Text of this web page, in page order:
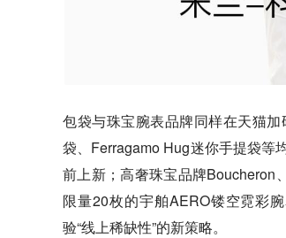
包袋与珠宝腕表品牌同样在天猫
袋、Ferragamo Hug迷你手提袋等
前上新；高奢珠宝品牌Boucheron
限量20枚的宇舶AERO镂空霓彩
验“线上稀缺性”的新策略。